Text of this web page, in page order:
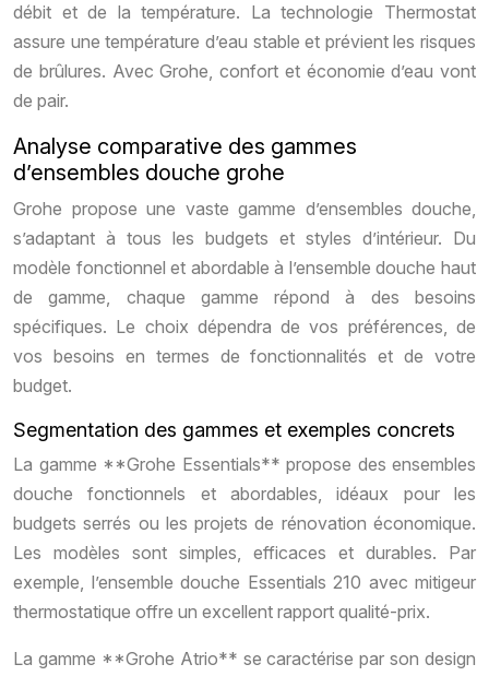
débit et de la température. La technologie Thermostat
assure une température d’eau stable et prévient les risques
de brûlures. Avec Grohe, confort et économie d’eau vont
de pair.
Analyse comparative des gammes
d’ensembles douche grohe
Grohe propose une vaste gamme d’ensembles douche,
s’adaptant à tous les budgets et styles d’intérieur. Du
modèle fonctionnel et abordable à l’ensemble douche haut
de gamme, chaque gamme répond à des besoins
spécifiques. Le choix dépendra de vos préférences, de
vos besoins en termes de fonctionnalités et de votre
budget.
Segmentation des gammes et exemples concrets
La gamme **Grohe Essentials** propose des ensembles
douche fonctionnels et abordables, idéaux pour les
budgets serrés ou les projets de rénovation économique.
Les modèles sont simples, efficaces et durables. Par
exemple, l’ensemble douche Essentials 210 avec mitigeur
thermostatique offre un excellent rapport qualité-prix.
La gamme **Grohe Atrio** se caractérise par son design